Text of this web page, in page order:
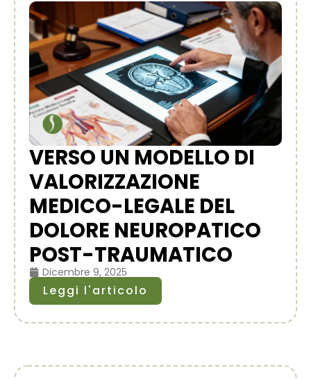
VERSO UN MODELLO DI
VALORIZZAZIONE
MEDICO-LEGALE DEL
DOLORE NEUROPATICO
POST-TRAUMATICO
Dicembre 9, 2025
Leggi l'articolo